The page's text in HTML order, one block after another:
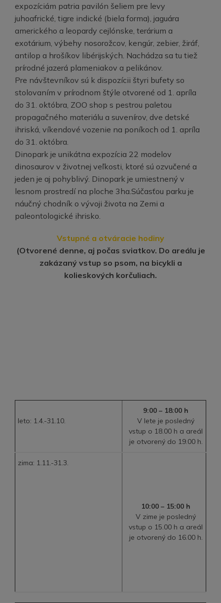
expozíciám patria pavilón šeliem pre levy
juhoafrické, tigre indické (biela forma), jaguára
amerického a leopardy cejlónske, terárium a
exotárium, výbehy nosorožcov, kengúr, zebier, žiráf,
antilop a hrošíkov libérijských. Nachádza sa tu tiež
prírodné jazerá plameniakov a pelikánov.
Pre návštevníkov sú k dispozícii štyri bufety so
stolovaním v prírodnom štýle otvorené od 1. apríla
do 31. októbra, ZOO shop s pestrou paletou
propagačného materiálu a suvenírov, dve detské
ihriská, víkendové vozenie na poníkoch od 1. apríla
do 31. októbra.
Dinopark je unikátna expozícia 22 modelov
dinosaurov v životnej veľkosti, ktoré sú ozvučené a
jeden je aj pohyblivý. Dinopark je umiestnený v
lesnom prostredí na ploche 3ha.Súčasťou parku je
náučný chodník o vývoji života na Zemi a
paleontologické ihrisko.
Vstupné a otváracie hodiny
(Otvorené denne, aj počas sviatkov. Do areálu je
zakázaný vstup so psom, na bicykli a
kolieskových korčuliach.
leto: 1.4.-31.10.
9:00 – 18:00 h
V lete je posledný
vstup o 18.00 h a areál
je otvorený do 19.00 h.
zima: 1.11.-31.3.
10:00 – 15:00 h
V zime je posledný
vstup o 15.00 h a areál
je otvorený do 16.00 h.